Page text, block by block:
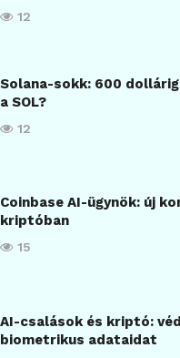
12
Solana-sokk: 600
a SOL?
12
Coinbase AI-ügynök: új
kriptóban
15
AI-csalások és kriptó:
biometrikus adataidat